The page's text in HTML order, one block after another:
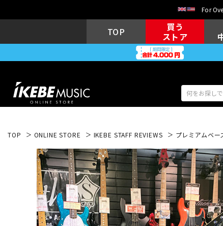
For
TOP
買う
ストア
エレキギター アコギ/エレ
アコ
キーボード 電子ピアノ
TOP ONLINE STORE IKEBE STAFF REVIEWS プレミアムベ